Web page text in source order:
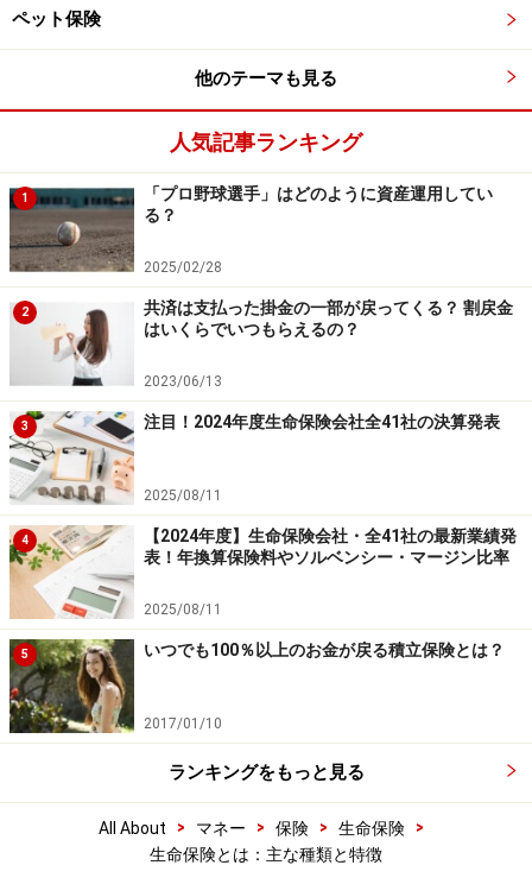
ペット保険
他のテーマも見る
人気記事ランキング
1
「プロ野球選手」はどのように資産運用してい
る？
2025/02/28
2
共済は支払った掛金の一部が戻ってくる？ 割戻金
はいくらでいつもらえるの？
2023/06/13
3 注目！2024年度生命保険会社全41社の決算発表
2025/08/11
4
【2024年度】生命保険会社・全41社の最新業績発
表！年換算保険料やソルベンシー・マージン比率
2025/08/11
5 いつでも100％以上のお金が戻る積立保険とは？
2017/01/10
ランキングをもっと見る
All About > マネー > 保険 > 生命保険
>
生命保険とは：主な種類と特徴